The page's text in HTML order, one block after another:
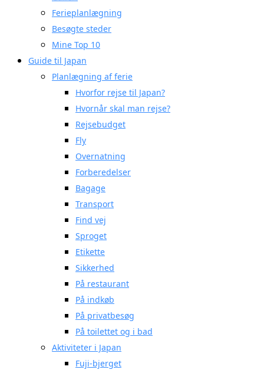
Ferieplanlægning
Besøgte steder
Mine Top 10
Guide til Japan
Planlægning af ferie
Hvorfor rejse til Japan?
Hvornår skal man rejse?
Rejsebudget
Fly
Overnatning
Forberedelser
Bagage
Transport
Find vej
Sproget
Etikette
Sikkerhed
På restaurant
På indkøb
På privatbesøg
På toilettet og i bad
Aktiviteter i Japan
Fuji-bjerget